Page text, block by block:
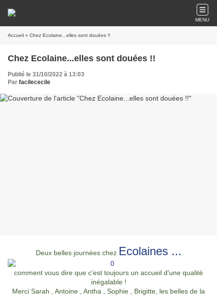
MENU
Accueil » Chez Ecolaine...elles sont douées !!
Chez Ecolaine...elles sont douées !!
Publié le 31/10/2022 à 13:03
Par facilececile
Deux belles journées chez Ecolaines ...
comment vous dire que c'est toujours un accueil d'une qualité
inégalable !
Merci Sarah , Antoine , Antha , Sophie , Brigitte, les belles de la